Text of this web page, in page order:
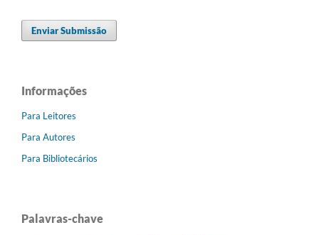
Enviar Submissão
Informações
Para Leitores
Para Autores
Para Bibliotecários
Palavras-chave